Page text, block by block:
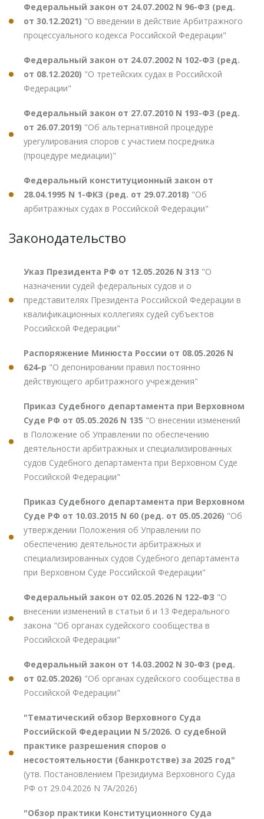
Федеральный закон от 24.07.2002 N 96-ФЗ (ред.
от 30.12.2021) "О введении в действие Арбитражного
процессуального кодекса Российской Федерации"
Федеральный закон от 24.07.2002 N 102-ФЗ (ред.
от 08.12.2020) "О третейских судах в Российской
Федерации"
Федеральный закон от 27.07.2010 N 193-ФЗ (ред.
от 26.07.2019) "Об альтернативной процедуре
урегулирования споров с участием посредника
(процедуре медиации)"
Федеральный конституционный закон от
28.04.1995 N 1-ФКЗ (ред. от 29.07.2018) "Об
арбитражных судах в Российской Федерации"
Законодательство
Указ Президента РФ от 12.05.2026 N 313 "О
назначении судей федеральных судов и о
представителях Президента Российской Федерации в
квалификационных коллегиях судей субъектов
Российской Федерации"
Распоряжение Минюста России от 08.05.2026 N
624-р "О депонировании правил постоянно
действующего арбитражного учреждения"
Приказ Судебного департамента при Верховном
Суде РФ от 05.05.2026 N 135 "О внесении изменений
в Положение об Управлении по обеспечению
деятельности арбитражных и специализированных
судов Судебного департамента при Верховном Суде
Российской Федерации"
Приказ Судебного департамента при Верховном
Суде РФ от 10.03.2015 N 60 (ред. от 05.05.2026) "Об
утверждении Положения об Управлении по
обеспечению деятельности арбитражных и
специализированных судов Судебного департамента
при Верховном Суде Российской Федерации"
Федеральный закон от 02.05.2026 N 122-ФЗ "О
внесении изменений в статьи 6 и 13 Федерального
закона "Об органах судейского сообщества в
Российской Федерации"
Федеральный закон от 14.03.2002 N 30-ФЗ (ред.
от 02.05.2026) "Об органах судейского сообщества в
Российской Федерации"
"Тематический обзор Верховного Суда
Российской Федерации N 5/2026. О судебной
практике разрешения споров о
несостоятельности (банкротстве) за 2025 год"
(утв. Постановлением Президиума Верховного Суда
РФ от 29.04.2026 N 7А/2026)
"Обзор практики Конституционного Суда